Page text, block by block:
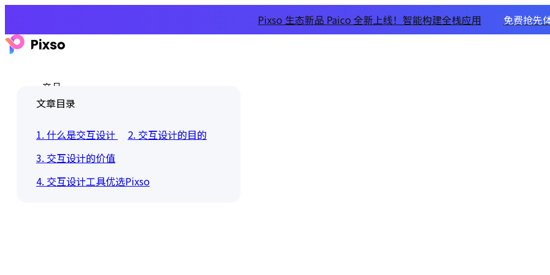
Pixso 生态新品 Paico 全新上线！智能构建全栈应用 免费抢先
产品
文章目录
1. 什么是交互设计
2. 交互设计的目的
3. 交互设计的价值
4. 交互设计工具优选Pixso